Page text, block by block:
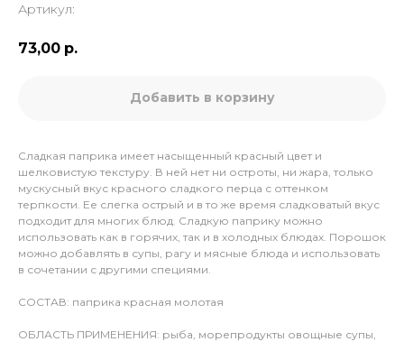
Артикул:
73,00 р.
Добавить в корзину
Сладкая паприка имеет насыщенный красный цвет и
шелковистую текстуру. В ней нет ни остроты, ни жара, только
мускусный вкус красного сладкого перца с оттенком
терпкости. Ее слегка острый и в то же время сладковатый вкус
подходит для многих блюд. Сладкую паприку можно
использовать как в горячих, так и в холодных блюдах. Порошок
можно добавлять в супы, рагу и мясные блюда и использовать
в сочетании с другими специями.
СОСТАВ: паприка красная молотая
ОБЛАСТЬ ПРИМЕНЕНИЯ: рыба, морепродукты овощные супы,